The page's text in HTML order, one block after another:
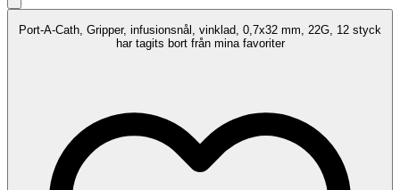
Port-A-Cath, Gripper, infusionsnål, vinklad, 0,7x32 mm, 22G, 12 styck
har tagits bort från mina favoriter